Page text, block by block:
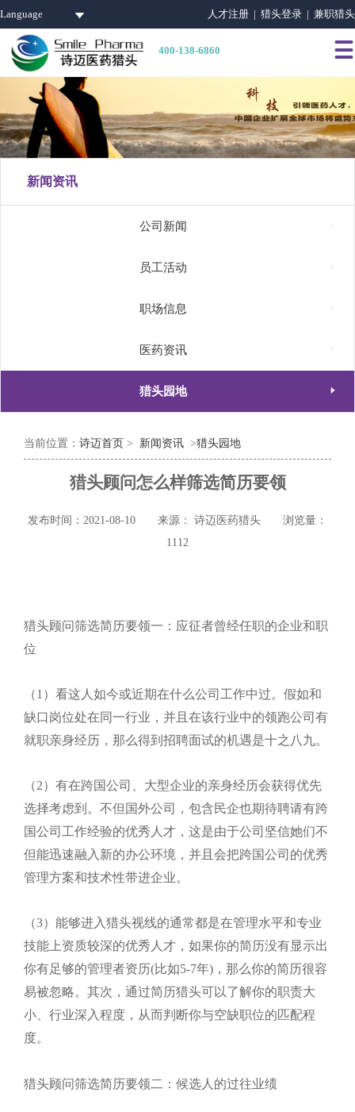
Language 人才注册 | 猎头登录 | 兼职猎头
400-138-6860 
新闻资讯
公司新闻
员工活动
职场信息
医药资讯
猎头园地 
当前位置： 诗迈首页 > 新闻资讯 >猎头园地
猎头顾问怎么样筛选简历要领
发布时间：2021-08-10 来源： 诗迈医药猎头
浏览量：
1112
猎头顾问筛选简历要领一：应征者曾经任职的企业和职
位
（1）看这人如今或近期在什么公司工作中过。假如和
缺口岗位处在同一行业，并且在该行业中的领跑公司有
就职亲身经历，那么得到招聘面试的机遇是十之八九。
（2）有在跨国公司、大型企业的亲身经历会获得优先
选择考虑到。不但国外公司，包含民企也期待聘请有跨
国公司工作经验的优秀人才，这是由于公司坚信她们不
但能迅速融入新的办公环境，并且会把跨国公司的优秀
管理方案和技术性带进企业。
（3）能够进入猎头视线的通常都是在管理水平和专业
技能上资质较深的优秀人才，如果你的简历没有显示出
你有足够的管理者资历(比如5-7年)，那么你的简历很容
易被忽略。其次，通过简历猎头可以了解你的职责大
小、行业深入程度，从而判断你与空缺职位的匹配程
度。
猎头顾问筛选简历要领二：候选人的过往业绩